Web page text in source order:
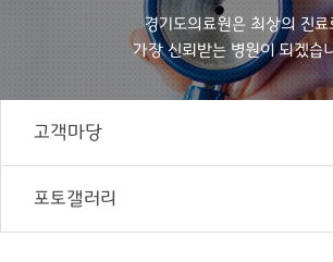
경기도의료원은 최상의 진료
가장 신뢰받는 병원이 되겠습
고객마당
포토갤러리